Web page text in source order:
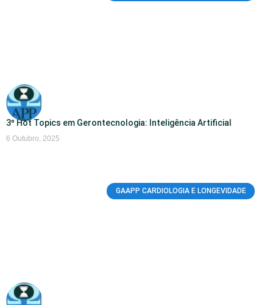
3º Hot Topics em Gerontecnologia: Inteligência Artificial
6 Outubro, 2025
GAAPP CARDIOLOGIA E LONGEVIDADE